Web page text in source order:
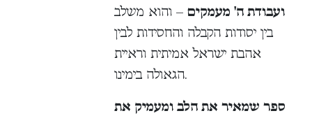
ועבודת ה' מעמקים– והוא משלב
בין יסודות הקבלה והחסידות לבין
אהבת ישראל אמיתית וראיית
הגאולה בימינו.
ספר שמאיר את הלב ומעמיק את